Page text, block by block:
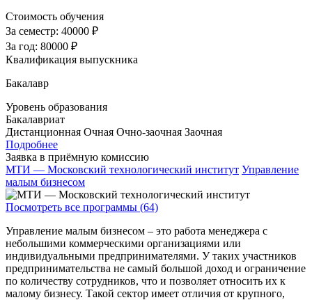
Стоимость обучения
За семестр: 40000 ₽
За год: 80000 ₽
Квалификация выпускника
Бакалавр
Уровень образования
Бакалавриат
Дистанционная Очная Очно-заочная Заочная
Подробнее
Заявка в приёмную комиссию
МТИ — Московский технологический институт Управление
малым бизнесом
Посмотреть все программы (64)
Управление малым бизнесом – это работа менеджера с
небольшими коммерческими организациями или
индивидуальными предпринимателями. У таких участников
предпринимательства не самый большой доход и ограничение
по количеству сотрудников, что и позволяет относить их к
малому бизнесу. Такой сектор имеет отличия от крупного,